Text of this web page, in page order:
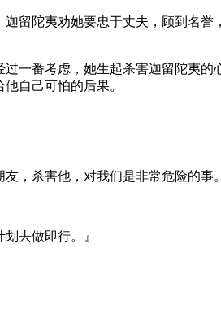
陀夷劝她要忠于丈夫，顾到名誉
番考虑，她生起杀害迦留陀夷的
自己可怕的后果。
，杀害他，对我们是非常危险的事
去做即行。』